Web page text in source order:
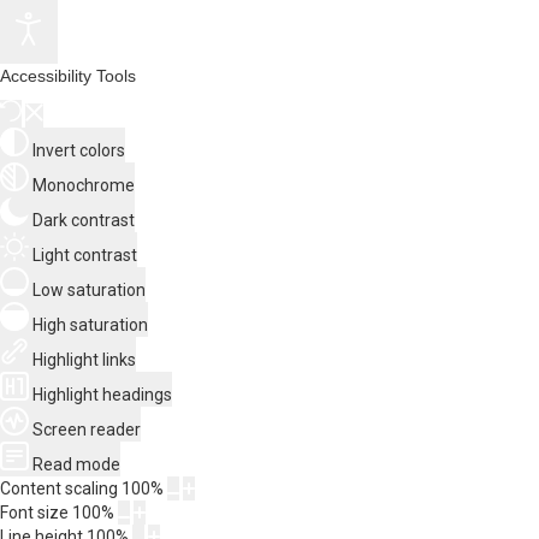
Accessibility Tools
Invert colors
Monochrome
Dark contrast
Light contrast
Low saturation
High saturation
Highlight links
Highlight headings
Screen reader
Read mode
Content scaling 100%
Font size 100%